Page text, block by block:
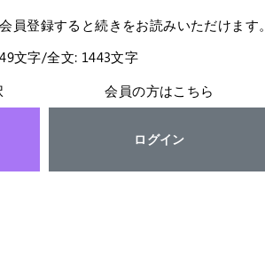
員登録すると続きをお読みいただけます。
文字/全文: 1443文字
会員の方はこちら
ログイン